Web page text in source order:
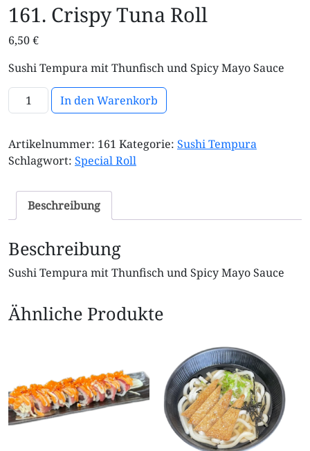
161. Crispy Tuna Roll
6,50€
Sushi Tempura mit Thunfisch und Spicy Mayo Sauce
161. Crispy Tuna Roll Menge
In den Warenkorb
Artikelnummer: 161 Kategorie: Sushi Tempura
Schlagwort: Special Roll
Beschreibung
Beschreibung
Sushi Tempura mit Thunfisch und Spicy Mayo Sauce
Ähnliche Produkte